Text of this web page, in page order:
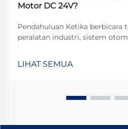
Motor DC 24V?
Pendahuluan Ketika berbicara
peralatan industri, sistem
dan keamanan. Namun,
LIHAT SEMUA